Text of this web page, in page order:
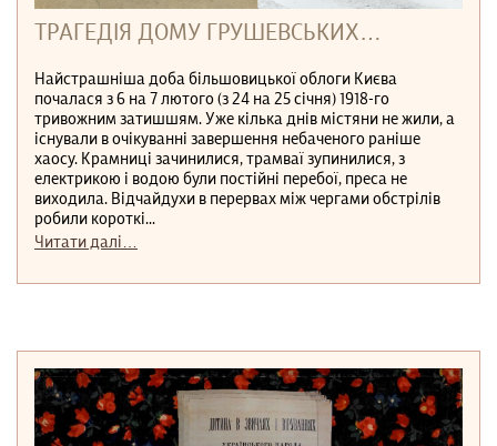
ТРАГЕДІЯ ДОМУ ГРУШЕВСЬКИХ…
Найстрашніша доба більшовицької облоги Києва
почалася з 6 на 7 лютого (з 24 на 25 січня) 1918-го
тривожним затишшям. Уже кілька днів містяни не жили, а
існували в очікуванні завершення небаченого раніше
хаосу. Крамниці зачинилися, трамваї зупинилися, з
електрикою і водою були постійні перебої, преса не
виходила. Відчайдухи в перервах між чергами обстрілів
робили короткі...
Читати далі…